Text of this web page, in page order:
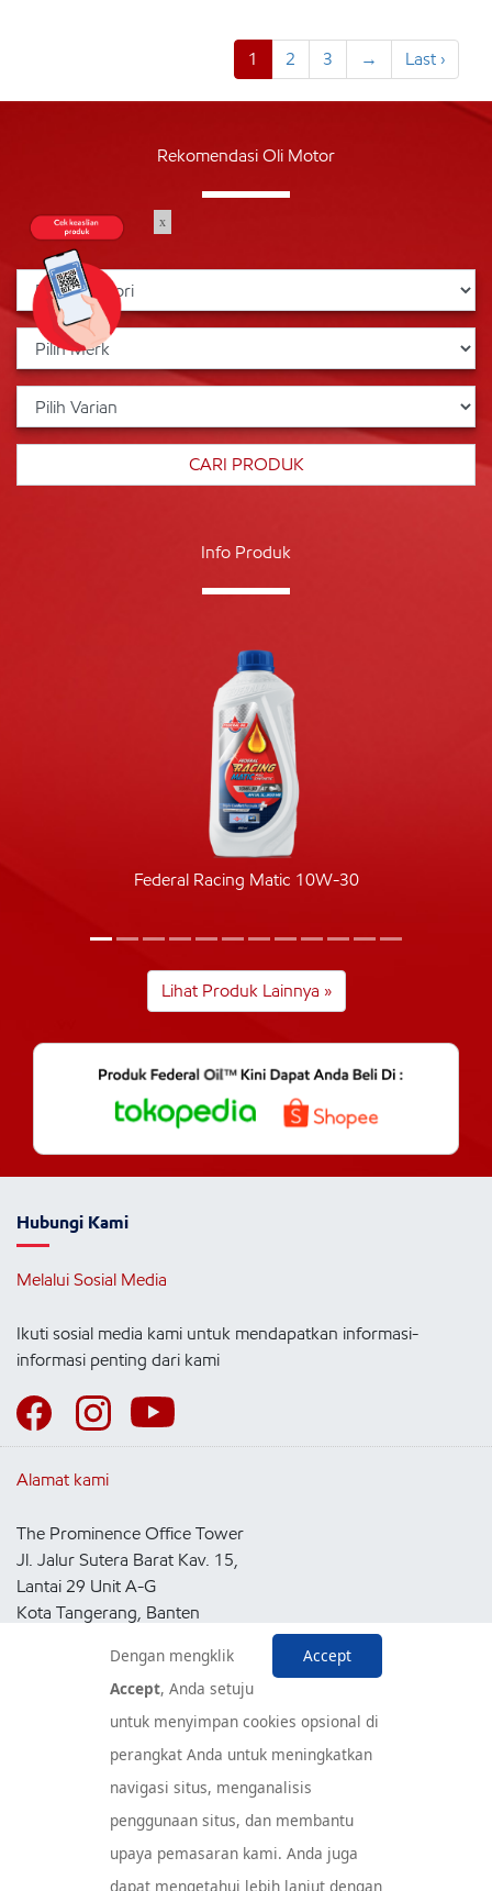
1 2 3 → Last ›
Rekomendasi Oli Motor
Info Produk
Federal Racing Matic 10W-30
Lihat Produk Lainnya »
Hubungi Kami
Melalui Sosial Media
Ikuti sosial media kami untuk mendapatkan informasi-
informasi penting dari kami
Alamat kami
The Prominence Office Tower
Jl. Jalur Sutera Barat Kav. 15,
Lantai 29 Unit A-G
Kota Tangerang, Banten
Pusat Layanan Konsumen
x
Accept
Dengan mengklik
Accept, Anda setuju
untuk menyimpan cookies opsional di
perangkat Anda untuk meningkatkan
navigasi situs, menganalisis
penggunaan situs, dan membantu
upaya pemasaran kami. Anda juga
dapat mengetahui lebih lanjut dengan